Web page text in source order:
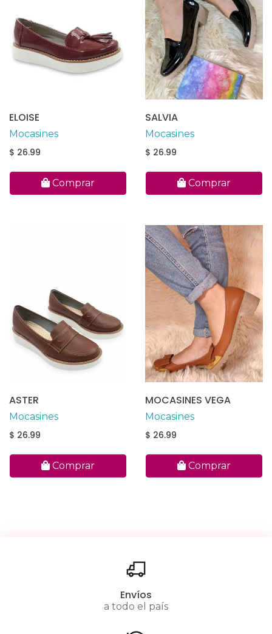
ELOISE
Mocasines
$ 26.99
Comprar
SALVIA
Mocasines
$ 26.99
Comprar
ASTER
Mocasines
$ 26.99
Comprar
MOCASINES VEGA
Mocasines
$ 26.99
Comprar
Envíos
a todo el país